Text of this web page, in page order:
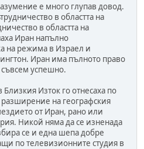
е много глупав довод.
в областта на
в областта на
Иран напълно
на режима в Израел и
Иран има пълното право
успешно.
Изток го отнесаха по
на географския
от Иран, рано или
Никой няма да се изненада
се и една шепа добре
по телевизионните студия в